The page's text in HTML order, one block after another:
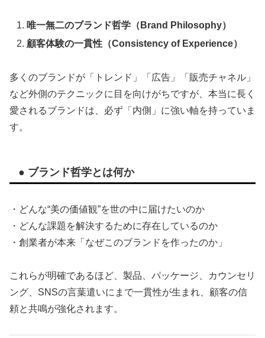
唯一無二のブランド哲学（Brand Philosophy）
顧客体験の一貫性（Consistency of Experience）
多くのブランドが「トレンド」「広告」「販売チャネル」
など外側のテクニックに目を向けがちですが、本当に長く
愛されるブランドは、必ず「内側」に強い軸を持っていま
す。
● ブランド哲学とは何か
・どんな“美の価値観”を世の中に届けたいのか
・どんな課題を解決するために存在しているのか
・創業者が本来「なぜこのブランドを作ったのか」
これらが明確であるほど、製品、パッケージ、カウンセリ
ング、SNSの言葉遣いにまで一貫性が生まれ、顧客の信
頼と共鳴が強化されます。